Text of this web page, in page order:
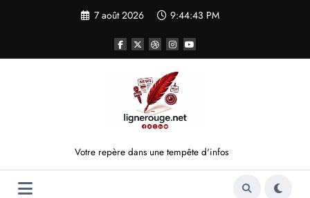
7 août 2026 9:44:43 PM
Votre repère dans une tempête d'infos